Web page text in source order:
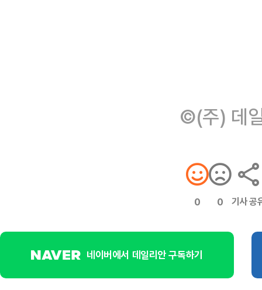
©(주) 데
0 0 기사 공
네이버에서 데일리안 구독하기